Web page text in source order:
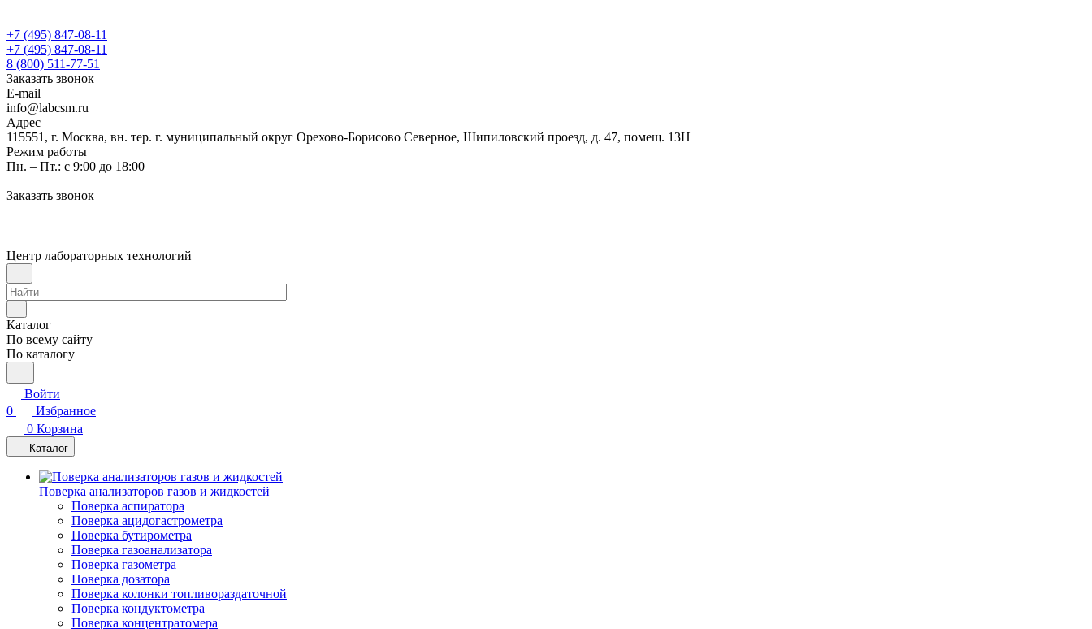
+7 (495) 847-08-11
+7 (495) 847-08-11
8 (800) 511-77-51
Заказать звонок
E-mail
info@labcsm.ru
Адрес
115551, г. Москва, вн. тер. г. муниципальный округ Орехово-Борисово Северное, Шипиловский проезд, д. 47, помещ. 13Н
Режим работы
Пн. – Пт.: с 9:00 до 18:00
Заказать звонок
Центр лабораторных технологий
Каталог
По всему сайту
По каталогу
Войти
0
Избранное
0 Корзина
Каталог
Поверка анализаторов газов и жидкостей
Поверка аспиратора
Поверка ацидогастрометра
Поверка бутирометра
Поверка газоанализатора
Поверка газометра
Поверка дозатора
Поверка колонки топливораздаточной
Поверка кондуктометра
Поверка концентратомера